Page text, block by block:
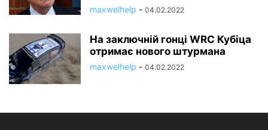
maxwelhelp - 04.02.2022
На заключній гонці WRC Кубіца
отримає нового штурмана
maxwelhelp - 04.02.2022